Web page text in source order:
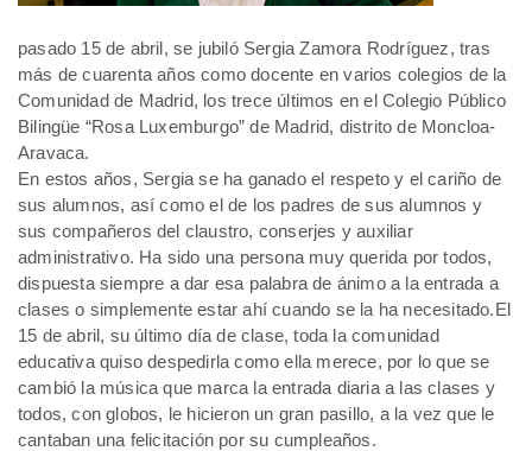
pasado 15 de abril, se jubiló Sergia Zamora Rodríguez, tras
más de cuarenta años como docente en varios colegios de la
Comunidad de Madrid, los trece últimos en el Colegio Público
Bilingüe “Rosa Luxemburgo” de Madrid, distrito de Moncloa-
Aravaca.
En estos años, Sergia se ha ganado el respeto y el cariño de
sus alumnos, así como el de los padres de sus alumnos y
sus compañeros del claustro, conserjes y auxiliar
administrativo. Ha sido una persona muy querida por todos,
dispuesta siempre a dar esa palabra de ánimo a la entrada a
clases o simplemente estar ahí cuando se la ha necesitado.El
15 de abril, su último día de clase, toda la comunidad
educativa quiso despedirla como ella merece, por lo que se
cambió la música que marca la entrada diaria a las clases y
todos, con globos, le hicieron un gran pasillo, a la vez que le
cantaban una felicitación por su cumpleaños.